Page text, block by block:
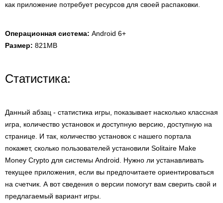
как приложение потребует ресурсов для своей распаковки.
Операционная система: Android 6+
Размер: 821MB
Статистика:
Данный абзац - статистика игры, показывает насколько классная
игра, количество установок и доступную версию, доступную на
странице. И так, количество установок с нашего портала
покажет, сколько пользователей установили Solitaire Make
Money Crypto для системы Android. Нужно ли устанавливать
текущее приложения, если вы предпочитаете ориентироваться
на счетчик. А вот сведения о версии помогут вам сверить свой и
предлагаемый вариант игры.